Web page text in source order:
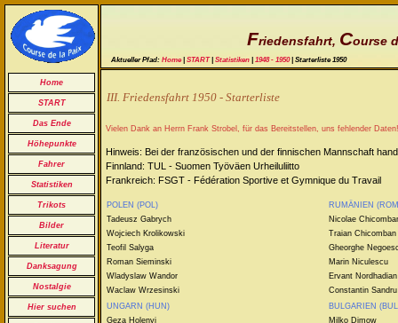
Friedensfahrt, Course
Home
START
Das Ende
Höhepunkte
Fahrer
Statistiken
Trikots
Bilder
Literatur
Danksagung
Nostalgie
Hier suchen
Aktueller Pfad: Home| START| Statistiken 1948 - 1950| Starterliste 1950
III. Friedensfahrt 1950 - Starterliste
Vielen Dank an Herrn Frank Strobel, für das Bereitstellen, uns fehlender Daten!
Hinweis: Bei der französischen und der finnischen Mannschaft
Finnland: TUL - Suomen Työväen Urheiluliitto
Frankreich: FSGT - Fédération Sportive et Gymnique du Travail
POLEN (POL)
Tadeusz Gabrych
Wojciech Krolikowski
Teofil Salyga
Roman Sieminski
Wladyslaw Wandor
Waclaw Wrzesinski
RUMÄNIEN
Nicolae
Traian Chicomban
Gheorghe
Marin Niculescu
Ervant Nordhadian
Constantin Sandru
UNGARN (HUN)
Geza Holenyi
BULGARIEN
Milko Dimow